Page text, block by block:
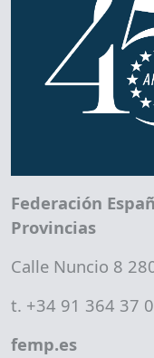
Federación
Provincias
Calle Nuncio 8
t. +34 91 364 37
femp.es